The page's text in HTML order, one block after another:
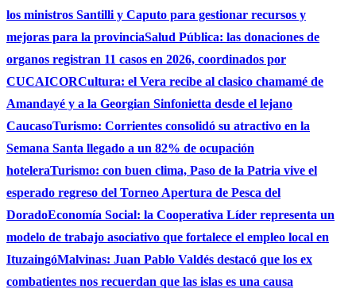
los ministros Santilli y Caputo para gestionar recursos y
mejoras para la provinciaSalud Pública: las donaciones de
organos registran 11 casos en 2026, coordinados por
CUCAICORCultura: el Vera recibe al clasico chamamé de
Amandayé y a la Georgian Sinfonietta desde el lejano
CaucasoTurismo: Corrientes consolidó su atractivo en la
Semana Santa llegado a un 82% de ocupación
hoteleraTurismo: con buen clima, Paso de la Patria vive el
esperado regreso del Torneo Apertura de Pesca del
DoradoEconomía Social: la Cooperativa Líder representa un
modelo de trabajo asociativo que fortalece el empleo local en
ItuzaingóMalvinas: Juan Pablo Valdés destacó que los ex
combatientes nos recuerdan que las islas es una causa